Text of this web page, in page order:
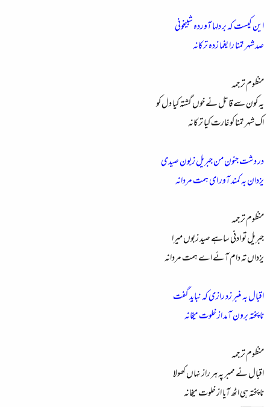
این کیست کہ بر دلہا آوردہ شبیخونی
صد شہر تمنا را یغما زدہ ترکانہ
منظوم ترجمہ
یہ کون سے قاتل نے خوں گشتہ کیا دل کو
اک شہر تمنا کو غارت کیا ترکانہ
در دشت جنون من جبریل زبون صیدی
یزدان بہ کمند آور ای ہمت مردانہ
منظوم ترجمہ
جبریل تو ادنی ساہے صید زبوں میرا
یزداں تہ دام آئے اے ہمت مردانہ
اقبال بہ منبر زد رازی کہ نباید گفت
نا پختہ برون آمد از خلوت میخانہ
منظوم ترجمہ
اقبال نے ممبر پہ ہر راز نہاں کھولا
نا پختہ ہی اٹھ آیا از خلوت میخانہ